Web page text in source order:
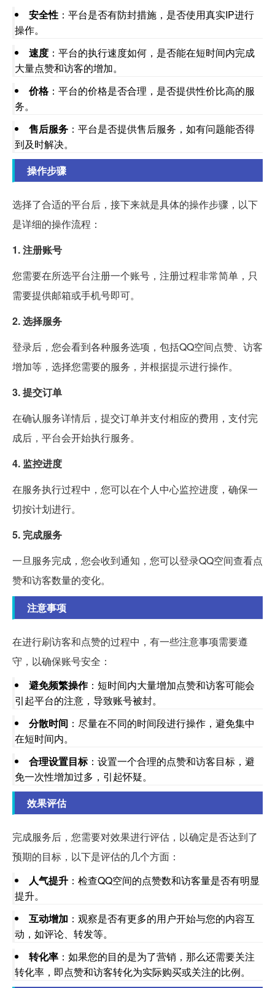
安全性 ：平台是否有防封措施，是否使用真实IP进行
操作。
速度 ：平台的执行速度如何，是否能在短时间内完成
大量点赞和访客的增加。
价格：平台的价格是否合理，是否提供性价比高的服
务。
售后服务 ：平台是否提供售后服务，如有问题能否得
到及时解决。
操作步骤
选择了合适的平台后，接下来就是具体的操作步骤，以下
是详细的操作流程：
1. 注册账号
您需要在所选平台注册一个账号，注册过程非常简单，只
需要提供邮箱或手机号即可。
2. 选择服务
登录后，您会看到各种服务选项，包括QQ空间点赞、访客
增加等，选择您需要的服务，并根据提示进行操作。
3. 提交订单
在确认服务详情后，提交订单并支付相应的费用，支付完
成后，平台会开始执行服务。
4. 监控进度
在服务执行过程中，您可以在个人中心监控进度，确保一
切按计划进行。
5. 完成服务
一旦服务完成，您会收到通知，您可以登录QQ空间查看点
赞和访客数量的变化。
注意事项
在进行刷访客和点赞的过程中，有一些注意事项需要遵
守，以确保账号安全：
避免频繁操作：短时间内大量增加点赞和访客可能会
引起平台的注意，导致账号被封。
分散时间 ：尽量在不同的时间段进行操作，避免集中
在短时间内。
合理设置目标：设置一个合理的点赞和访客目标，避
免一次性增加过多，引起怀疑。
效果评估
完成服务后，您需要对效果进行评估，以确定是否达到了
预期的目标，以下是评估的几个方面：
人气提升 ：检查QQ空间的点赞数和访客量是否有明显
提升。
互动增加 ：观察是否有更多的用户开始与您的内容互
动，如评论、转发等。
转化率 ：如果您的目的是为了营销，那么还需要关注
转化率，即点赞和访客转化为实际购买或关注的比例。